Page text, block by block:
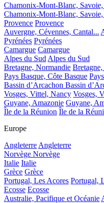
Chamonix-Mont-Blanc,
Chamonix-Mont-Blanc,
Provence Provence
Auvergne, Cévennes, Cantal...
Pyrénées Pyrénées
Camargue Camargue
Alpes du Sud Alpes du Sud
Bretagne, Normandie
Pays Basque, Côte Basque
Bassin d’Arcachon Bassin
Vosges, Vittel, Nancy Vosges,
Guyane, Amazonie Guyane,
Île de la Réunion Île de la
Europe
Angleterre Angleterre
Norvège Norvège
Italie Italie
Grèce Grèce
Portugal, Les Acores Portugal,
Ecosse Ecosse
Australie, Pacifique et Océanie